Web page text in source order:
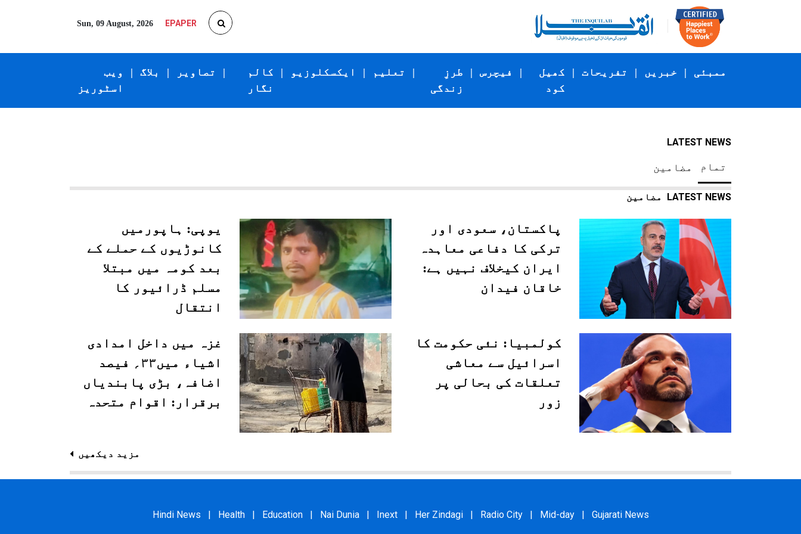
Sun, 09 August, 2026 EPAPER
ویب
اسٹوریز
| بلاگ | تصاویر |
کالم
نگار
| ایکسکلوزیو | تعلیم |
طرزِ
زندگی
| فیچرس |
کھیل
کود
| تفریحات | خبریں | ممبئی
LATEST NEWS
مضامین تمام
LATEST NEWS
پاکستان، سعودی اور
ترکی کا دفاعی معاہدہ
ایران کیخلاف نہیں ہے:
خاقان فیدان
یوپی: ہاپورمیں
کانوڑیوں کے حملے کے
بعد کومہ میں مبتلا
مسلم ڈرائیور کا
انتقال
کولمبیا: نئی حکومت کا
اسرائیل سے معاشی
تعلقات کی بحالی پر
زور
غزہ میں داخل امدادی
اشیاء میں۳۳؍ فیصد
اضافہ، بڑی پابندیاں
برقرار: اقوام متحدہ
مزید دیکھیں
Hindi News Health Education Nai Dunia Inext Her Zindagi Radio City Mid-day Gujarati News